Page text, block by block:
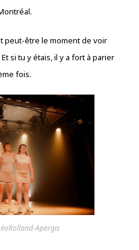
peut-être le moment de voir
si tu y étais, il y a fort à parier
fois.
Apergis